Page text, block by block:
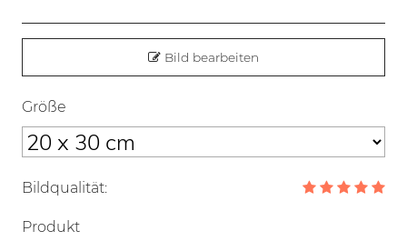
Bild bearbeiten
Größe
Bildqualität:
Produkt